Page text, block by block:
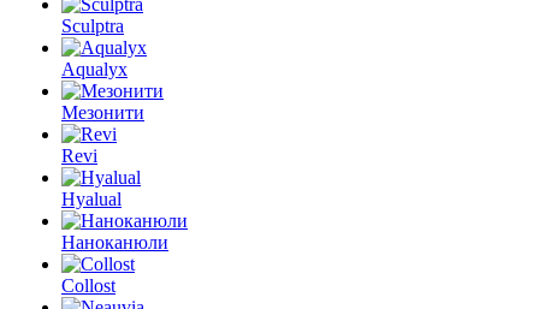
Sculptra
Aqualyx
Мезонити
Revi
Hyalual
Наноканюли
Collost